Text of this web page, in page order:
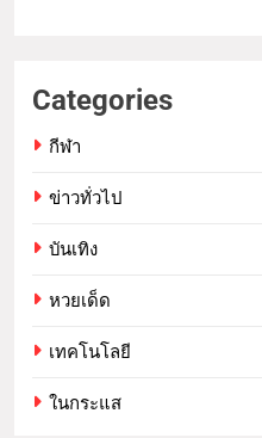
Categories
กีฬา
ข่าวทั่วไป
บันเทิง
หวยเด็ด
เทคโนโลยี
ในกระแส